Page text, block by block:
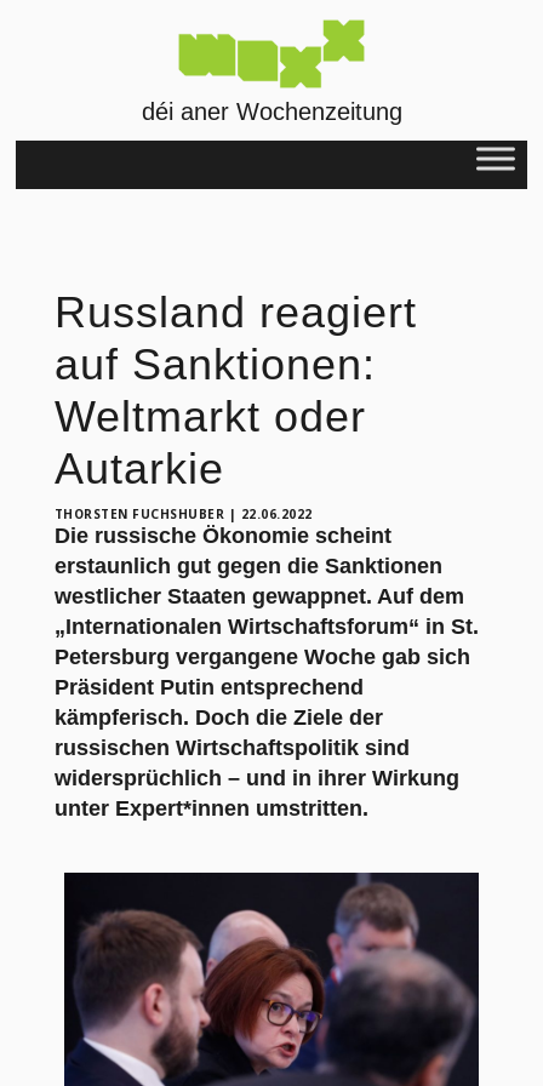
déi aner Wochenzeitung
Russland reagiert
auf Sanktionen:
Weltmarkt oder
Autarkie
THORSTEN FUCHSHUBER | 22.06.2022
Die russische Ökonomie scheint
erstaunlich gut gegen die Sanktionen
westlicher Staaten gewappnet. Auf dem
„Internationalen Wirtschaftsforum“ in St.
Petersburg vergangene Woche gab sich
Präsident Putin entsprechend
kämpferisch. Doch die Ziele der
russischen Wirtschaftspolitik sind
widersprüchlich – und in ihrer Wirkung
unter Expert*innen umstritten.